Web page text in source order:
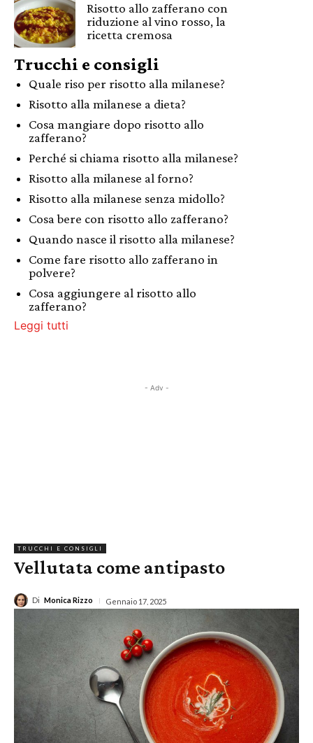
Risotto allo zafferano con
riduzione al vino rosso, la
ricetta cremosa
Trucchi e consigli
Quale riso per risotto alla milanese?
Risotto alla milanese a dieta?
Cosa mangiare dopo risotto allo
zafferano?
Perché si chiama risotto alla milanese?
Risotto alla milanese al forno?
Risotto alla milanese senza midollo?
Cosa bere con risotto allo zafferano?
Quando nasce il risotto alla milanese?
Come fare risotto allo zafferano in
polvere?
Cosa aggiungere al risotto allo
zafferano?
Leggi tutti
- Adv -